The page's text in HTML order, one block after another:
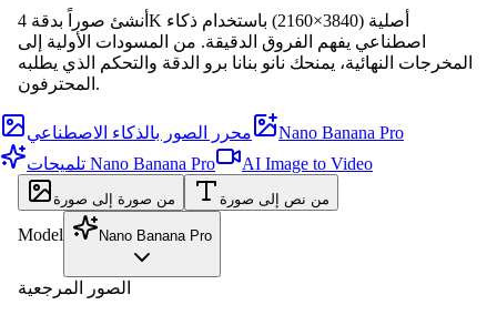
أنشئ صوراً بدقة 4K أصلية (3840×2160) باستخدام ذكاء
اصطناعي يفهم الفروق الدقيقة. من المسودات الأولية إلى
المخرجات النهائية، يمنحك نانو بنانا برو الدقة والتحكم الذي يطلبه
المحترفون.
محرر الصور بالذكاء الاصطناعي
Nano Banana Pro
تلميحات Nano Banana Pro
AI Image to Video
من صورة إلى صورة من نص إلى صورة
Model Nano Banana Pro
الصور المرجعية